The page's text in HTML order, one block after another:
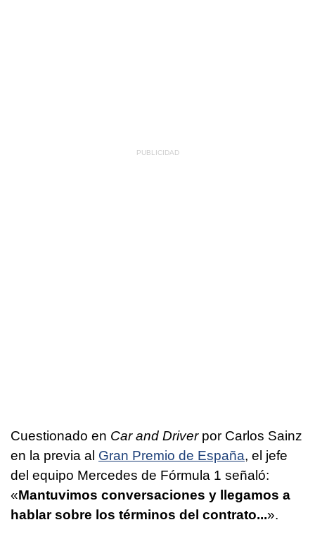
Cuestionado en Car and Driverpor Carlos Sainz
en la previa al Gran Premio de España, el jefe
del equipo Mercedes de Fórmula 1 señaló:
«Mantuvimos conversaciones y llegamos a
hablar sobre los términos del contrato...».